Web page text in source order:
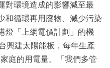
對環境造成的影響減至最
和循環再用廢物、減少污染
燈「上網電價計劃」的機
興建太陽能板，每年生產
庭的用電量。「我們多管